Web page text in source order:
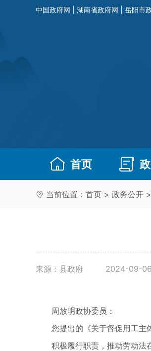
中国政府网 湖南省政府网 岳阳市
首页
当前位置： 首页 > 政务公开 >
来源：县政府 2024-09-
周放明政协委员：
您提出的《关于督促用工主体
积极履行职责，推动劳动法在